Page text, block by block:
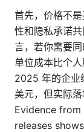
首先，价格不
性和隐私承诺
言，若你需要
单位成本比个
2025 年的企业
美元，但实际落
Evidence
releases